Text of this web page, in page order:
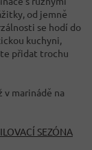
od jemně
se hodí do
kuchyni,
přidat trochu
v marinádě na
SEZÓNA